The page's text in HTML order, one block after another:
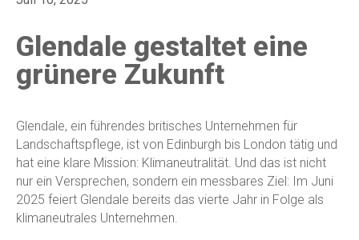
Glendale gestaltet eine
grünere Zukunft
Glendale, ein führendes britisches Unternehmen für
Landschaftspflege, ist von Edinburgh bis London tätig und
hat eine klare Mission: Klimaneutralität. Und das ist nicht
nur ein Versprechen, sondern ein messbares Ziel: Im Juni
2025 feiert Glendale bereits das vierte Jahr in Folge als
klimaneutrales Unternehmen.